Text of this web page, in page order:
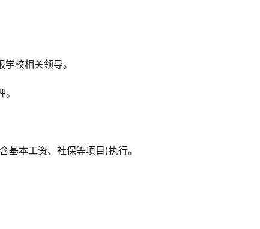
校相关领导。
本工资、社保等项目)执行。